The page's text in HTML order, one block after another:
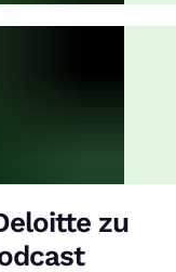
zu